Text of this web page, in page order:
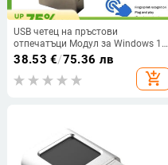
USB четец на пръстови
отпечатъци Модул за Windows 10
11 Hello Биометричен скенер
Катинар Модул за отключване
на пръстови отпечатъци
38.53 €/75.36 лв
add_shopping_cart